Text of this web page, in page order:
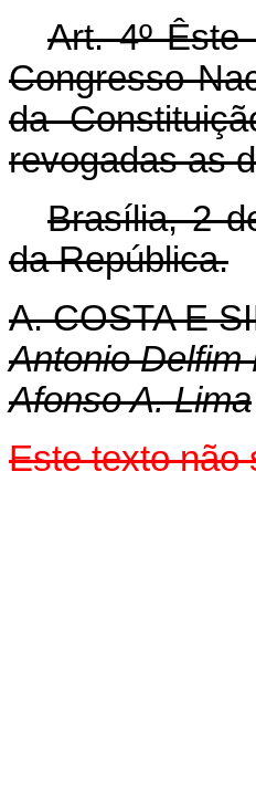
Art. 4º Êste
Congresso
da
revogadas as
Brasília, 2
da República.
A. COSTA E
Antonio Delfim
Afonso A. Lima
Este texto não